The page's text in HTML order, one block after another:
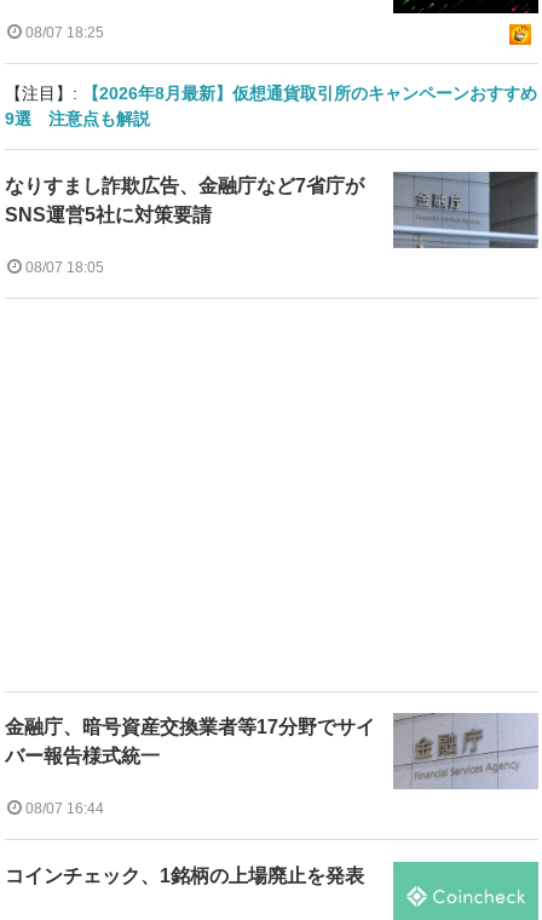
08/07 18:25
【注目】:
【2026年8月最新】仮想通貨取引所のキャンペーンおすすめ
9選 注意点も解説
なりすまし詐欺広告、金融庁など7省庁が
SNS運営5社に対策要請
08/07 18:05
金融庁、暗号資産交換業者等17分野でサイ
バー報告様式統一
08/07 16:44
コインチェック、1銘柄の上場廃止を発表